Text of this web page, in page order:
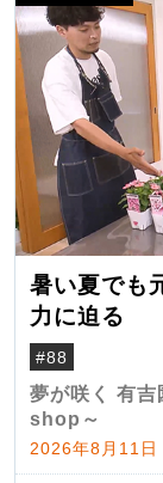
暑い夏でも
力に迫る
#88
夢が咲く 有
shop～
2026年8月11